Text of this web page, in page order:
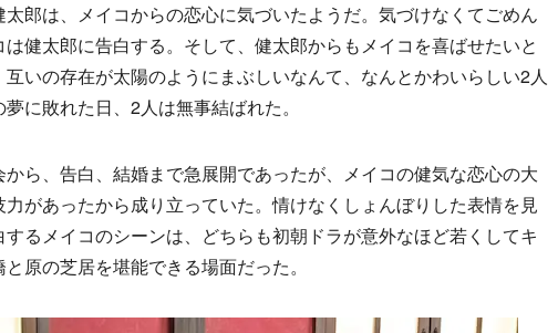
郎は、メイコからの恋心に気づいたようだ。気づけなくてごめん
健太郎に告白する。そして、健太郎からもメイコを喜ばせたいと
いの存在が太陽のようにまぶしいなんて、なんとかわいらしい2人
に敗れた日、2人は無事結ばれた。
ら、告白、結婚まで急展開であったが、メイコの健気な恋心の大
があったから成り立っていた。情けなくしょんぼりした表情を見
るメイコのシーンは、どちらも初朝ドラが意外なほど若くしてキ
原の芝居を堪能できる場面だった。